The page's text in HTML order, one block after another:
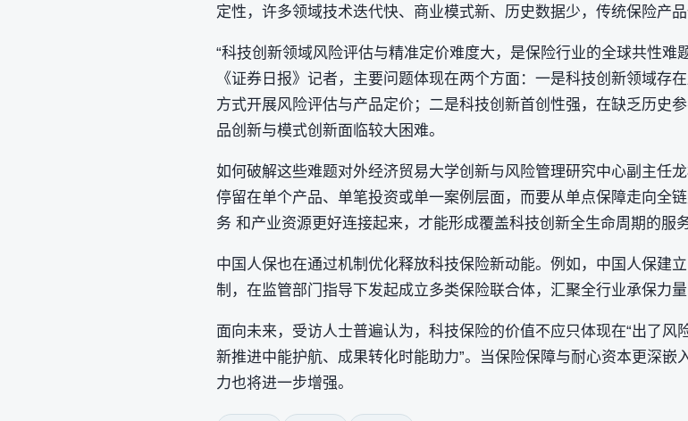
定性，许多领域技术迭代快、商业模式新、历史数据少，传统保险产
“科技创新领域风险评估与精准定价难度大，是保险行业的全球共性难
《证券日报》记者，主要问题体现在两个方面：一是科技创新领域存
方式开展风险评估与产品定价；二是科技创新首创性强，在缺乏历史
品创新与模式创新面临较大困难。
如何破解这些难题对外经济贸易大学创新与风险管理研究中心副主任
停留在单个产品、单笔投资或单一案例层面，而要从单点保障走向全
务 和产业资源更好连接起来，才能形成覆盖科技创新全生命周期的服务
中国人保也在通过机制优化释放科技保险新动能。例如，中国人保建
制，在监管部门指导下发起成立多类保险联合体，汇聚全行业承保力
面向未来，受访人士普遍认为，科技保险的价值不应只体现在“出了风
新推进中能护航、成果转化时能助力”。当保险保障与耐心资本更深
力也将进一步增强。